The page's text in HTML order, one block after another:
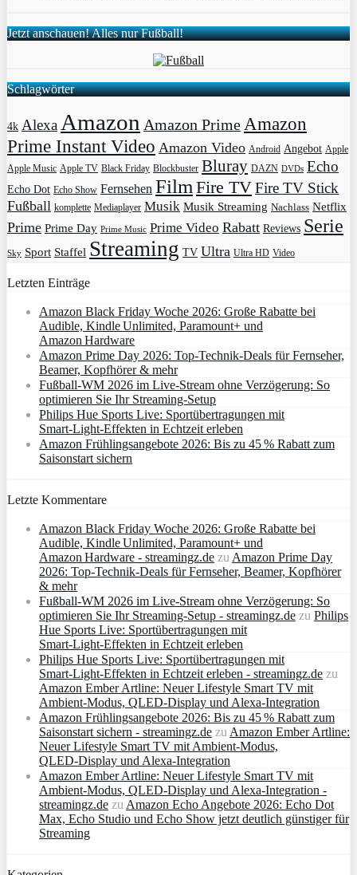
Jetzt anschauen! Alles nur Fußball!
Schlagwörter
4k AlexaAmazon Amazon PrimeAmazon
Prime Instant Video Amazon Video Android Angebot Apple
Apple Music Apple TV Black Friday Blockbuster Bluray DAZN DVDs Echo
Echo Dot Echo Show Fernsehen FilmFire TVFire TV Stick
Fußball komplette Mediaplayer Musik Musik Streaming Nachlass Netflix
Prime Prime Day Prime Music Prime Video Rabatt Reviews Serie
Sky Sport Staffel Streaming TV Ultra Ultra HD Video
Letzten Einträge
Amazon Black Friday Woche 2026: Große Rabatte bei
Audible, Kindle Unlimited, Paramount+ und
Amazon Hardware
Amazon Prime Day 2026: Top-Technik-Deals für Fernseher,
Beamer, Kopfhörer & mehr
Fußball-WM 2026 im Live-Stream ohne Verzögerung: So
optimieren Sie Ihr Streaming-Setup
Philips Hue Sports Live: Sportübertragungen mit
Smart‑Light‑Effekten in Echtzeit erleben
Amazon Frühlingsangebote 2026: Bis zu 45 % Rabatt zum
Saisonstart sichern
Letzte Kommentare
Amazon Black Friday Woche 2026: Große Rabatte bei
Audible, Kindle Unlimited, Paramount+ und
Amazon Hardware - streamingz.de zuAmazon Prime Day
2026: Top-Technik-Deals für Fernseher, Beamer, Kopfhörer
& mehr
Fußball-WM 2026 im Live-Stream ohne Verzögerung: So
optimieren Sie Ihr Streaming-Setup - streamingz.de zu Philips
Hue Sports Live: Sportübertragungen mit
Smart‑Light‑Effekten in Echtzeit erleben
Philips Hue Sports Live: Sportübertragungen mit
Smart‑Light‑Effekten in Echtzeit erleben - streamingz.de zu
Amazon Ember Artline: Neuer Lifestyle Smart TV mit
Ambient‑Modus, QLED‑Display und Alexa‑Integration
Amazon Frühlingsangebote 2026: Bis zu 45 % Rabatt zum
Saisonstart sichern - streamingz.de zuAmazon Ember Artline:
Neuer Lifestyle Smart TV mit Ambient‑Modus,
QLED‑Display und Alexa‑Integration
Amazon Ember Artline: Neuer Lifestyle Smart TV mit
Ambient‑Modus, QLED‑Display und Alexa‑Integration -
streamingz.de zuAmazon Echo Angebote 2026: Echo Dot
Max, Echo Studio und Echo Show jetzt deutlich günstiger für
Streaming